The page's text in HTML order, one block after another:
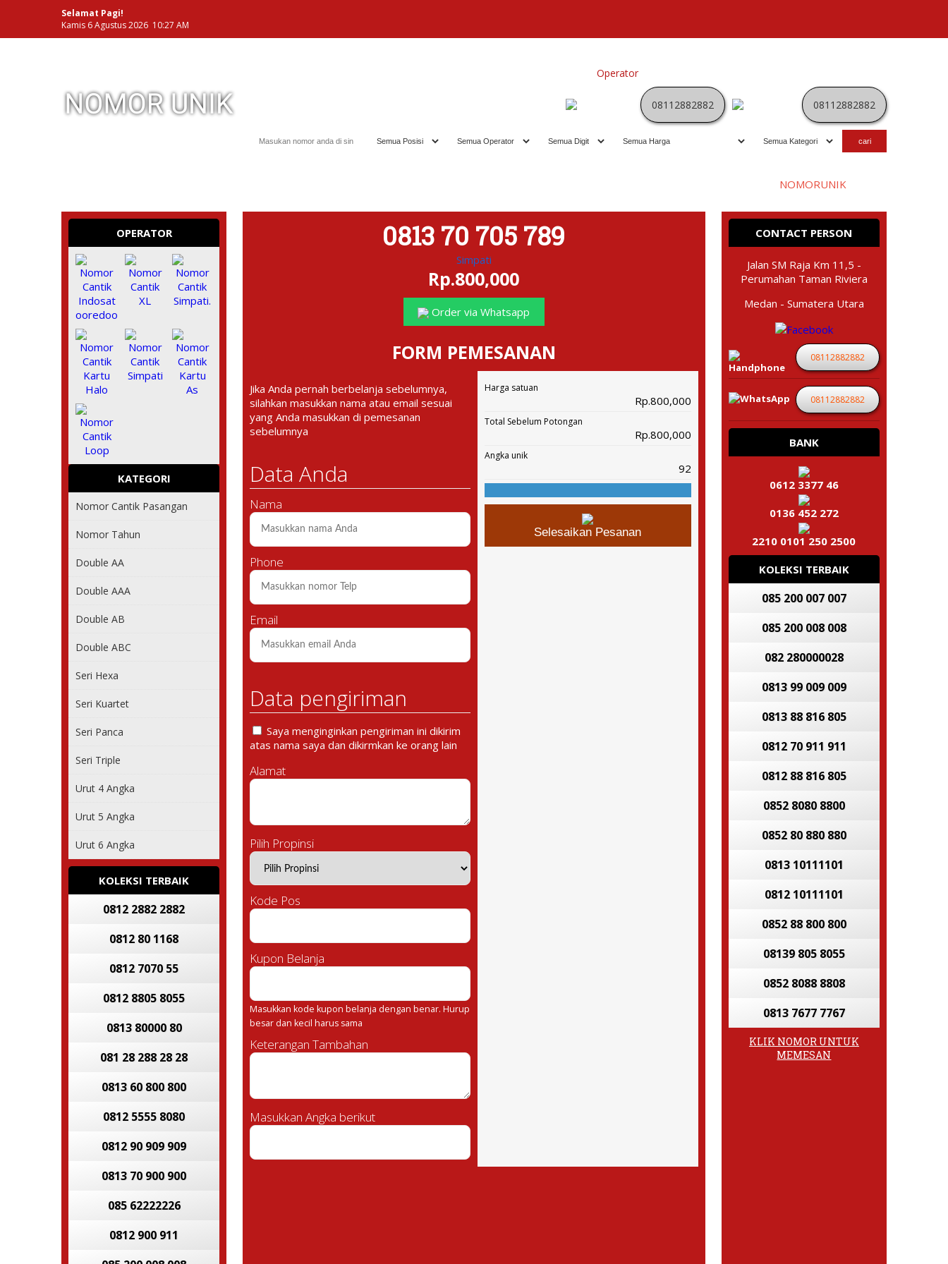
Selamat Pagi!
Kamis 6 Agustus 2026 10:27 AM
Operator
08112882882 08112882882
NOMORUNIK- nomor
OPERATOR
KATEGORI
Nomor Cantik Pasangan
Nomor Tahun
Double AA
Double AAA
Double AB
Double ABC
Seri Hexa
Seri Kuartet
Seri Panca
Seri Triple
Urut 4 Angka
Urut 5 Angka
Urut 6 Angka
KOLEKSI TERBAIK
0812 2882 2882
0812 80 1168
0812 7070 55
0812 8805 8055
0813 80000 80
081 28 288 28 28
0813 60 800 800
0812 5555 8080
0812 90 909 909
0813 70 900 900
085 62222226
0812 900 911
0813 70 705 789
Simpati
Rp.800,000
Order via Whatsapp
FORM PEMESANAN
Jika Anda pernah berbelanja sebelumnya,
silahkan masukkan nama atau email sesuai
yang Anda masukkan di pemesanan
sebelumnya
Data Anda
Nama
Phone
Email
Data pengiriman
Saya menginginkan pengiriman ini dikirim
atas nama saya dan dikirmkan ke orang lain
Alamat
Pilih Propinsi
Kode Pos
Kupon Belanja
Masukkan kode kupon belanja dengan benar. Hurup
besar dan kecil harus sama
Keterangan Tambahan
Masukkan Angka berikut
Harga satuan
Rp.800,000
Total Sebelum Potongan
Rp.800,000
Angka unik
92
Selesaikan Pesanan
CONTACT PERSON
Jalan SM Raja Km 11,5 -
Perumahan Taman Riviera
Medan - Sumatera Utara
08112882882
08112882882
BANK
0612 3377 46
0136 452 272
2210 0101 250 2500
KOLEKSI TERBAIK
085 200 007 007
085 200 008 008
082 280000028
0813 99 009 009
0813 88 816 805
0812 70 911 911
0812 88 816 805
0852 8080 8800
0852 80 880 880
0813 10111101
0812 10111101
0852 88 800 800
08139 805 8055
0852 8088 8808
0813 7677 7767
KLIK NOMOR UNTUK
MEMESAN